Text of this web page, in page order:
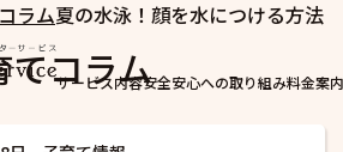
サービス内容安全安心への取り組み料金案内
ラム夏の水泳！顔を水につける方法
てコラム